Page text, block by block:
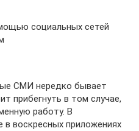
социальных сетей
СМИ нередко бывает
прибегнуть в том случае,
работу. В
в воскресных приложениях